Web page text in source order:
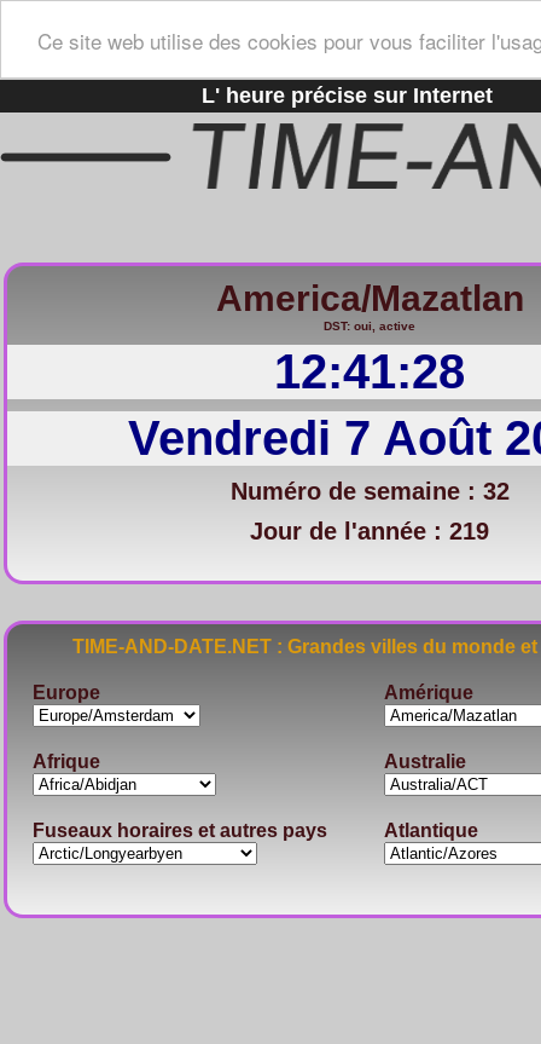
Ce site web utilise des cookies pour vous faciliter
L' heure précise sur Internet
America/Mazatlan
DST: oui, active
12:41:29
Vendredi 7 Août
Numéro de semaine : 32
Jour de l'année : 219
TIME-AND-DATE.NET : Grandes villes du
Europe Amérique
Afrique Australie
Fuseaux horaires et autres pays Atlantique